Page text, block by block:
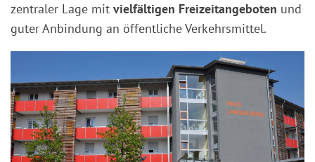
zentraler Lage mit vielfältigen Freizeitangeboten und
guter Anbindung an öffentliche Verkehrsmittel.